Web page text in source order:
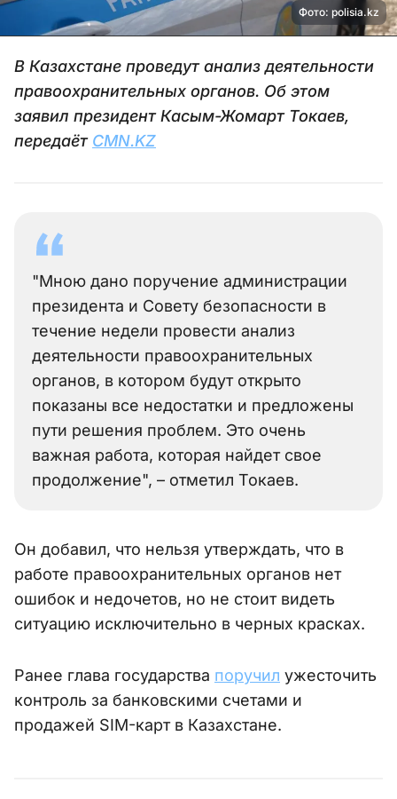
Фото: polisia.kz
В Казахстане проведут анализ деятельности
правоохранительных органов. Об этом
заявил президент Касым-Жомарт Токаев,
передаёт CMN.KZ
"Мною дано поручение администрации
президента и Совету безопасности в
течение недели провести анализ
деятельности правоохранительных
органов, в котором будут открыто
показаны все недостатки и предложены
пути решения проблем. Это очень
важная работа, которая найдет свое
продолжение", – отметил Токаев.
Он добавил, что нельзя утверждать, что в
работе правоохранительных органов нет
ошибок и недочетов, но не стоит видеть
ситуацию исключительно в черных красках.
Ранее глава государства поручил ужесточить
контроль за банковскими счетами и
продажей SIM-карт в Казахстане.